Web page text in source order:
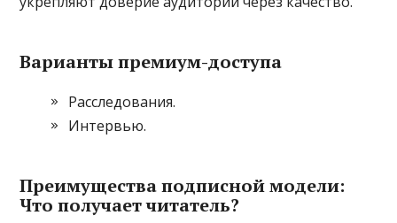
Варианты премиум-доступа
Расследования.
Интервью.
Преимущества подписной модели:
Что получает читатель?